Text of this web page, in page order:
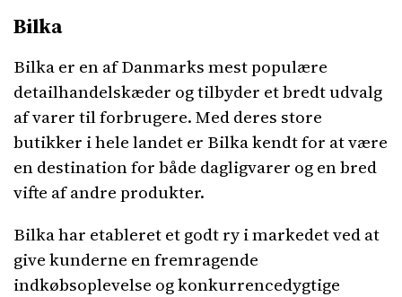
Bilka
Bilka er en af Danmarks mest populære
detailhandelskæder og tilbyder et bredt udvalg
af varer til forbrugere. Med deres store
butikker i hele landet er Bilka kendt for at være
en destination for både dagligvarer og en bred
vifte af andre produkter.
Bilka har etableret et godt ry i markedet ved at
give kunderne en fremragende
indkøbsoplevelse og konkurrencedygtige